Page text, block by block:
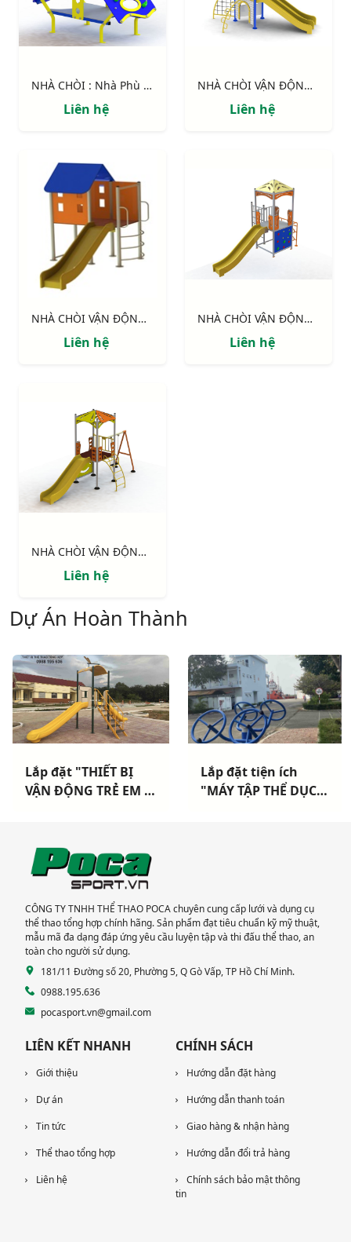
NHÀ CHÒI : Nhà Phù Thủy
Liên hệ
NHÀ CHÒI VẬN ĐỘNG : Pháo đài
Liên hệ
NHÀ CHÒI VẬN ĐỘNG : NHÀ SÀN
Liên hệ
NHÀ CHÒI VẬN ĐỘNG : Thang leo, cầu tuột , vách leo
Liên hệ
NHÀ CHÒI VẬN ĐỘNG : Xích đu,cầu tuột thang leo, vách leo
Liên hệ
Dự Án Hoàn Thành
Lắp đặt "THIẾT BỊ
VẬN ĐỘNG TRẺ EM +
UBND xã Long Chữ -
Bến Cầu - Tây Ninh
Lắp đặt tiện ích
"MÁY TẬP THỂ DỤC
CÔNG TY TNHH THỂ THAO POCA chuyên cung cấp lưới và dụng cụ
thể thao tổng hợp chính hãng. Sản phẩm đạt tiêu chuẩn kỹ mỹ thuật,
mẫu mã đa dạng đáp ứng yêu cầu luyện tập và thi đấu thể thao, an
toàn cho người sử dụng.
181/11 Đường số 20, Phường 5, Q Gò Vấp, TP Hồ Chí Minh.
0988.195.636
pocasport.vn@gmail.com
LIÊN KẾT NHANH
Giới thiệu
Dự án
Tin tức
Thể thao tổng hợp
Liên hệ
CHÍNH SÁCH
Hướng dẫn đặt hàng
Hướng dẫn thanh toán
Giao hàng & nhận hàng
Hướng dẫn đổi trả hàng
Chính sách bảo mật thông
tin